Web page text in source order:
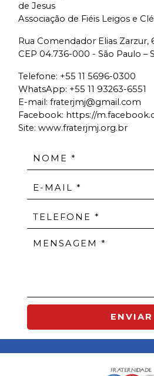
de Jesus
Associação de Fiéis Leigos e
Rua Comendador Elias Zarzur,
CEP 04.736-000 - São Paulo –
Telefone: +55 11 5696-0300
WhatsApp: +55 11 93263-6551
E-mail: fraterjmj@gmail.com
Facebook: https://
Site: www.fraterjmj.org.br
ENVIAR